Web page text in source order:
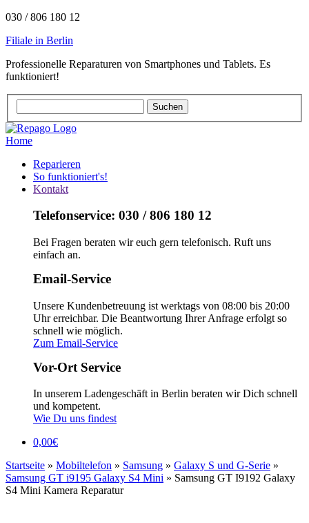
030 / 806 180 12
Filiale in Berlin
Professionelle Reparaturen von Smartphones und Tablets. Es
funktioniert!
Home
Reparieren
So funktioniert's!
Kontakt
Telefonservice: 030 / 806 180 12
Bei Fragen beraten wir euch gern telefonisch. Ruft uns
einfach an.
Email-Service
Unsere Kundenbetreuung ist werktags von 08:00 bis 20:00
Uhr erreichbar. Die Beantwortung Ihrer Anfrage erfolgt so
schnell wie möglich.
Zum Email-Service
Vor-Ort Service
In unserem Ladengeschäft in Berlin beraten wir Dich schnell
und kompetent.
Wie Du uns findest
0,00€
Startseite » Mobiltelefon » Samsung » Galaxy S und G-Serie »
Samsung GT i9195 Galaxy S4 Mini » Samsung GT I9192 Galaxy
S4 Mini Kamera Reparatur